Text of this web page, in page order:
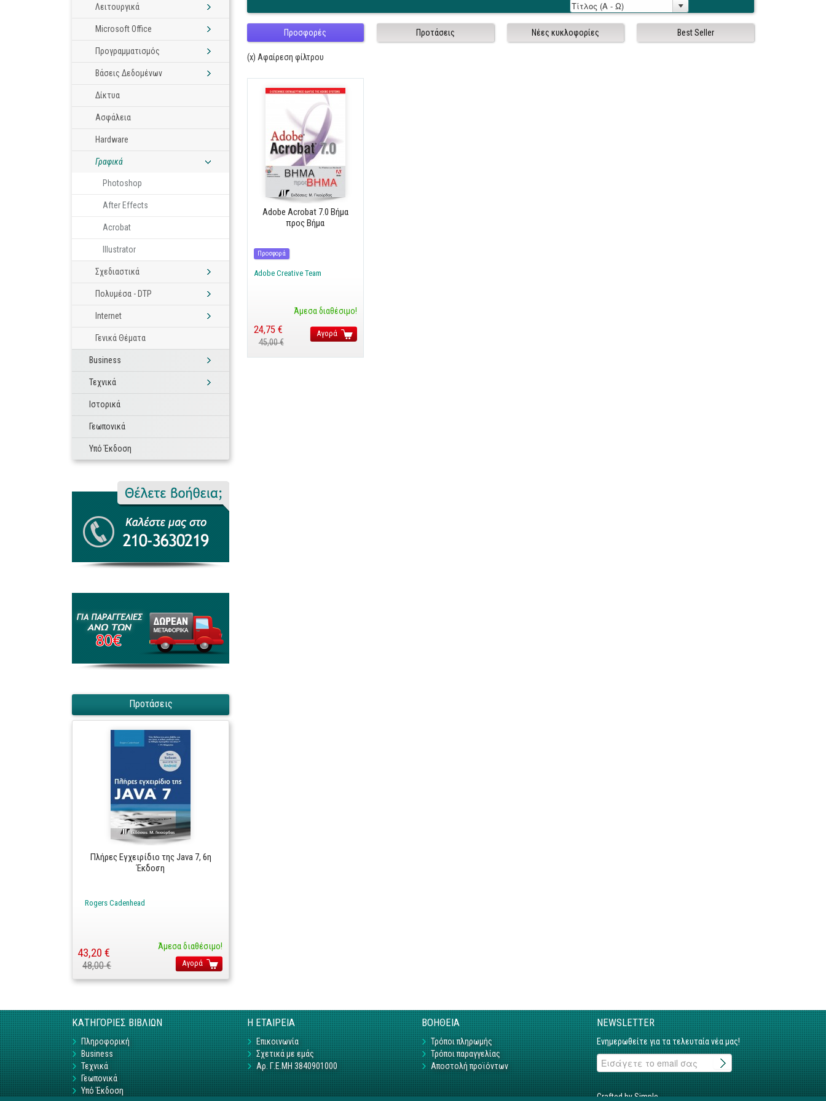
Λειτουργικά
Microsoft Office
Προγραμματισμός
Βάσεις Δεδομένων
Δίκτυα
Ασφάλεια
Hardware
Γραφικά
Photoshop
After Effects
Acrobat
Illustrator
Σχεδιαστικά
Πολυμέσα - DTP
Internet
Γενικά Θέματα
Business
Τεχνικά
Ιστορικά
Γεωπονικά
Υπό Έκδοση
Προτάσεις
Πλήρες Εγχειρίδιο της Java 7, 6η
Έκδοση
Rogers Cadenhead
43,20 €
48,00 €
Άμεσα διαθέσιμο!
Αγορά
Προσφορές Προτάσεις Νέες κυκλοφορίες Best Seller
(x) Αφαίρεση φίλτρου
Adobe Acrobat 7.0 Βήμα
προς Βήμα
Προσφορά
Adobe Creative Team
Άμεσα διαθέσιμο!
24,75 €
45,00 €
Αγορά
ΚΑΤΗΓΟΡΙΕΣ ΒΙΒΛΙΩΝ
Πληροφορική
Business
Τεχνικά
Γεωπονικά
Υπό Έκδοση
Η ΕΤΑΙΡΕΙΑ
Επικοινωνία
Σχετικά με εμάς
Αρ. Γ.Ε.ΜΗ 3840901000
ΒΟΗΘΕΙΑ
Τρόποι πληρωμής
Τρόποι παραγγελίας
Αποστολή προϊόντων
NEWSLETTER
Ενημερωθείτε για τα τελευταία νέα μας!
Crafted by Simple